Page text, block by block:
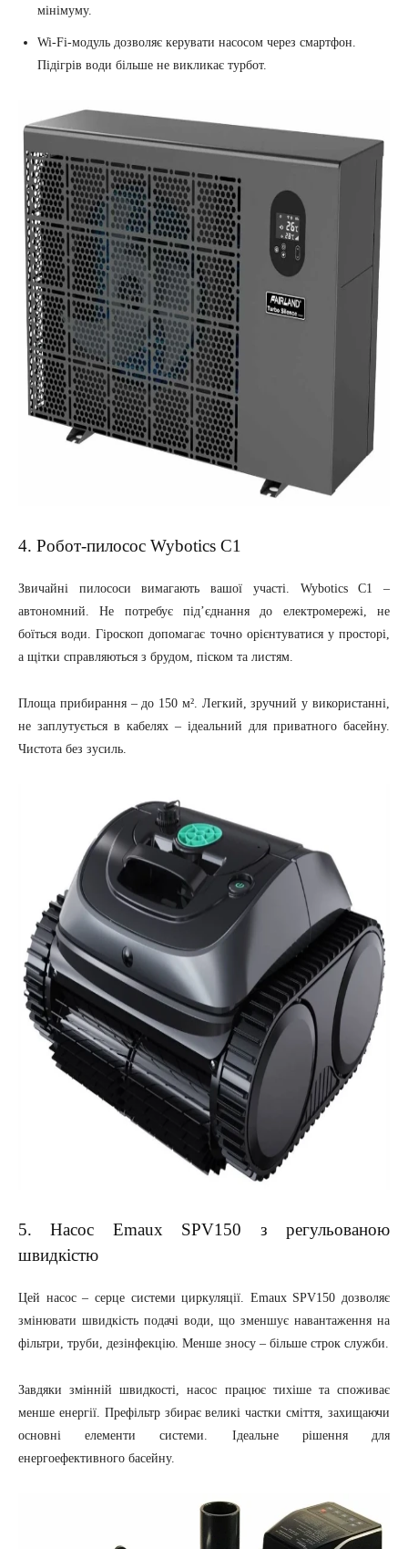
мінімуму.
Wi-Fi-модуль дозволяє керувати насосом через смартфон.
Підігрів води більше не викликає турбот.
4. Робот-пилосос Wybotics C1
Звичайні пилососи вимагають вашої участі. Wybotics C1 –
автономний. Не потребує під’єднання до електромережі, не
боїться води. Гіроскоп допомагає точно орієнтуватися у просторі,
а щітки справляються з брудом, піском та листям.
Площа прибирання – до 150 м². Легкий, зручний у використанні,
не заплутується в кабелях – ідеальний для приватного басейну.
Чистота без зусиль.
5. Насос Emaux SPV150 з регульованою
швидкістю
Цей насос – серце системи циркуляції. Emaux SPV150 дозволяє
змінювати швидкість подачі води, що зменшує навантаження на
фільтри, труби, дезінфекцію. Менше зносу – більше строк служби.
Завдяки змінній швидкості, насос працює тихіше та споживає
менше енергії. Префільтр збирає великі частки сміття, захищаючи
основні елементи системи. Ідеальне рішення для
енергоефективного басейну.